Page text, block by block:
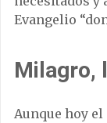
Evangelio
Milagro,
Aunque hoy